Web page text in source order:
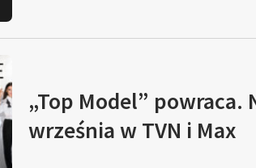
„Top Model” powraca.
września w TVN i Max